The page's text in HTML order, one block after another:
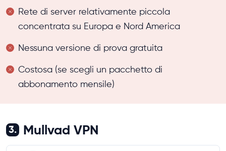
Rete di server relativamente piccola
concentrata su Europa e Nord America
Nessuna versione di prova gratuita
Costosa (se scegli un pacchetto di
abbonamento mensile)
3. Mullvad VPN